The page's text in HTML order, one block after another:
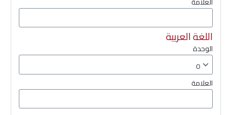
اللغة العربية
الوحدة
العلامة